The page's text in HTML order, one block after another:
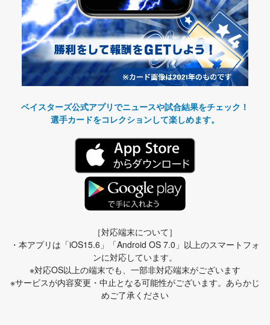
ベイスターズ公式アプリでニュースや試合結果をチェック！
選手カードをコレクションして楽しめます。
［対応端末について］
・本アプリは「iOS15.6」「Android OS 7.0」以上のスマートフォ
ンに対応しています。
※対応OS以上の端末でも、一部非対応端末がございます
※サービスが内容変更・中止となる可能性がございます。あらかじ
めご了承ください